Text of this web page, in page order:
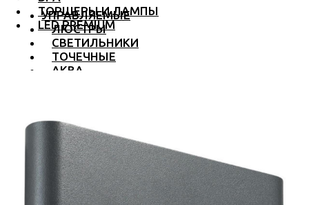
ТОРШЕРЫ И ЛАМПЫ
LED PREMIUM
УПРАВЛЯЕМЫЕ
ЛЮСТРЫ
СВЕТИЛЬНИКИ
ТОЧЕЧНЫЕ
АКВА
LED PREMIUM